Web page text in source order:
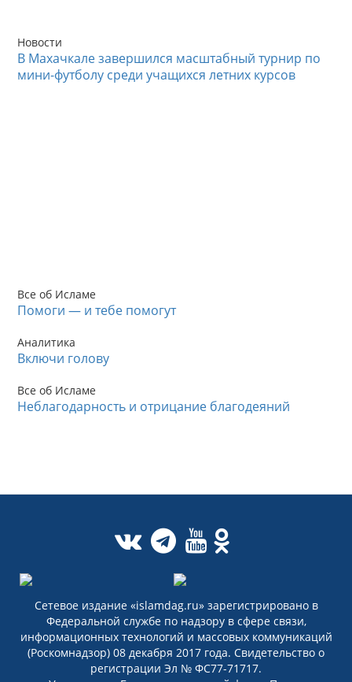
Новости
В Махачкале завершился масштабный турнир по
мини-футболу среди учащихся летних курсов
Все об Исламе
Помоги — и тебе помогут
Аналитика
Включи голову
Все об Исламе
Неблагодарность и отрицание благодеяний
Сетевое издание «islamdag.ru» зарегистрировано в
Федеральной службе по надзору в сфере связи,
информационных технологий и массовых коммуникаций
(Роскомнадзор) 08 декабря 2017 года. Свидетельство о
регистрации Эл № ФС77-71717.